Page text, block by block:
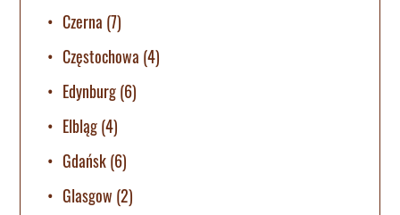
Czerna (7)
Częstochowa (4)
Edynburg(6)
Elbląg(4)
Gdańsk(6)
Glasgow (2)